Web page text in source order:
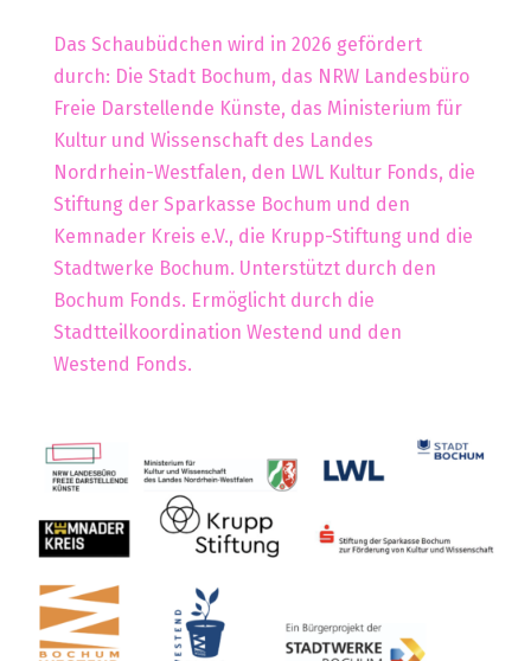
Das Schaubüdchen wird in 2026 gefördert
durch: Die Stadt Bochum, das NRW Landesbüro
Freie Darstellende Künste, das Ministerium für
Kultur und Wissenschaft des Landes
Nordrhein-Westfalen, den LWL Kultur Fonds, die
Stiftung der Sparkasse Bochum und den
Kemnader Kreis e.V., die Krupp-Stiftung und die
Stadtwerke Bochum. Unterstützt durch den
Bochum Fonds. Ermöglicht durch die
Stadtteilkoordination Westend und den
Westend Fonds.